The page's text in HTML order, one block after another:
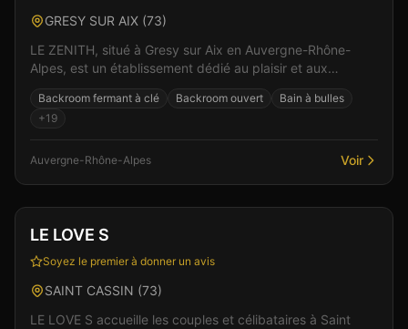
GRESY SUR AIX (73)
LE ZENITH, situé à Gresy sur Aix en Auvergne-Rhône-
Alpes, est un établissement dédié au plaisir et aux
Backroom fermant à clé Backroom ouvert
Bain à bulles
+19
Auvergne-Rhône-Alpes Voir
Club Spa & Wellness +3
LE LOVE S
Soyez le premier à donner un avis
SAINT CASSIN (73)
LE LOVE S accueille les couples et célibataires à Saint